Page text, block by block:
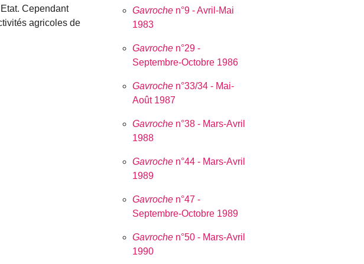
Cependant
agricoles de
Gavroche n°9 - Avril-Mai
1983
Gavroche n°29 -
Septembre-Octobre 1986
Gavroche n°33/34 - Mai-
Août 1987
Gavroche n°38 - Mars-Avril
1988
Gavroche n°44 - Mars-Avril
1989
Gavroche n°47 -
Septembre-Octobre 1989
Gavroche n°50 - Mars-Avril
1990